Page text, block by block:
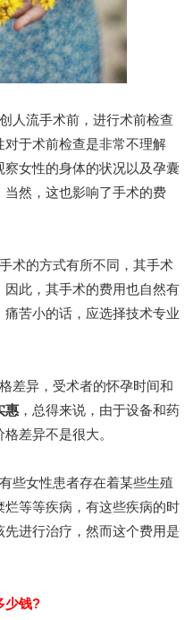
流手术前，进行术前检查
于术前检查是非常不理解
女性的身体的状况以及孕囊
然，这也影响了手术的费
的方式有所不同，其手术
此，其手术的费用也自然有
苦小的话，应选择技术专业
异，受术者的怀孕时间和
惠 ，总得来说，由于设备和药
差异不是很大。
女性患者存在着某些生殖
等等疾病，有这些疾病的时
进行治疗，然而这个费用是
少钱?